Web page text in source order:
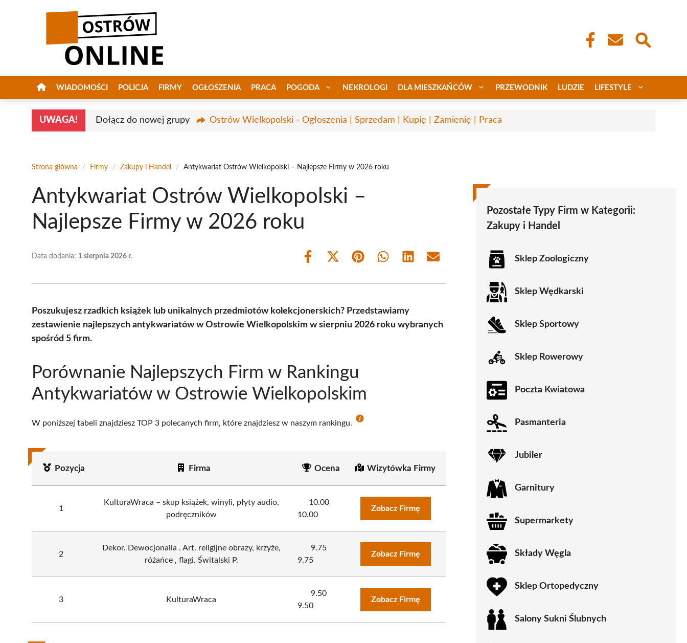
WIADOMOŚCI POLICJA FIRMY OGŁOSZENIA PRACA POGODA NEKROLOGI DLA MIESZKAŃCÓW PRZEWODNIK LUDZIE LIFESTYLE
UWAGA! Dołącz do nowej grupy Ostrów Wielkopolski - Ogłoszenia | Sprzedam | Kupię | Zamienię | Praca
Strona główna / Firmy / Zakupy i Handel / Antykwariat Ostrów Wielkopolski – Najlepsze Firmy w 2026 roku
Antykwariat Ostrów Wielkopolski –
Najlepsze Firmy w 2026 roku
Data dodania: 1 sierpnia 2026 r.
Share
Share
(Twitter)
Share Share Share Share
Poszukujesz rzadkich książek lub unikalnych przedmiotów kolekcjonerskich? Przedstawiamy
zestawienie najlepszych antykwariatów w Ostrowie Wielkopolskim w sierpniu 2026 roku wybranych
spośród 5 firm.
Porównanie Najlepszych Firm w Rankingu
Antykwariatów w Ostrowie Wielkopolskim
W poniższej tabeli znajdziesz TOP 3 polecanych firm, które znajdziesz w naszym rankingu.
Pozycja Firma Ocena Wizytówka Firmy
1
KulturaWraca – skup książek, winyli, płyty audio,
podręczników
10.00
10.00
Zobacz Firmę
2
Dekor. Dewocjonalia . Art. religijne obrazy, krzyże,
różańce , flagi. Świtalski P.
9.75
9.75
Zobacz Firmę
3 KulturaWraca
9.50
9.50
Zobacz Firmę
Pozostałe Typy Firm w Kategorii:
Zakupy i Handel
Sklep Zoologiczny
Sklep Wędkarski
Sklep Sportowy
Sklep Rowerowy
Poczta Kwiatowa
Pasmanteria
Jubiler
Garnitury
Supermarkety
Składy Węgla
Sklep Ortopedyczny
Salony Sukni Ślubnych